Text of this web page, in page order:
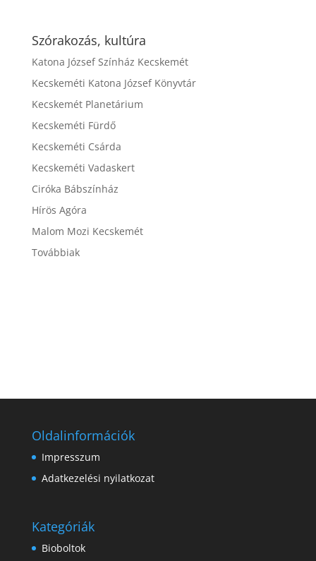
Szórakozás, kultúra
Katona József Színház Kecskemét
Kecskeméti Katona József Könyvtár
Kecskemét Planetárium
Kecskeméti Fürdő
Kecskeméti Csárda
Kecskeméti Vadaskert
Ciróka Bábszínház
Hírös Agóra
Malom Mozi Kecskemét
Továbbiak
Oldalinformációk
Impresszum
Adatkezelési nyilatkozat
Kategóriák
Bioboltok